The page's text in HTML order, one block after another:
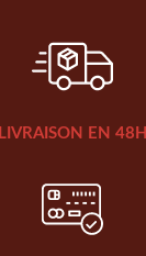
LIVRAISON EN 48H